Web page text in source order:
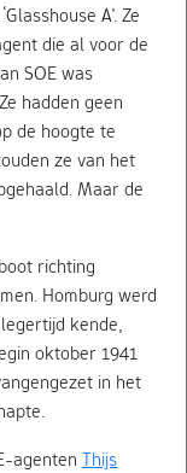
A’. Ze
die al voor de
SOE was
hadden geen
de hoogte te
ze van het
Maar de
richting
Homburg werd
kende,
oktober 1941
in het
agenten Thijs